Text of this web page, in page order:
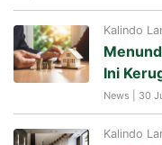
Kalindo
Ini
News | 30
Kalindo